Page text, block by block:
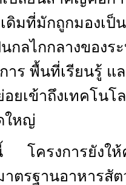
ดิมที่มักถูกมองเป็
กลไกกลางของร
าร พื้นที่เรียนรู้ แ
อยเข้าถึงเทคโนโ
ใหญ่
โครงการยังใ
าตรฐานอาหาร